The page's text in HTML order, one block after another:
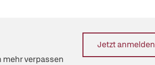
mehr verpassen
Jetzt anmelden